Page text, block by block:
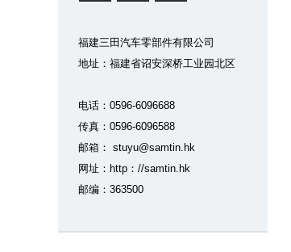
福建三田汽车零部件有限公司
地址：福建省诏安深桥工业园北区
电话：0596-6096688
传真：0596-6096588
邮箱： stuyu@samtin.hk
网址：http：//samtin.hk
邮编：363500